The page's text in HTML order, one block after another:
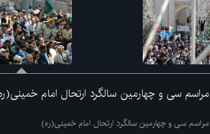
مراسم سی و چهارمین سالگرد ارتحال امام
مراسم سی و چهارمین سالگرد ارتحال امام خمینی(ره)